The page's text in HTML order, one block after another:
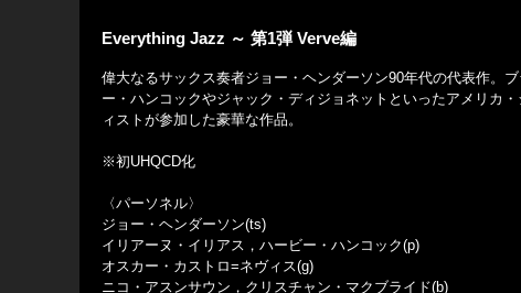
Everything Jazz ～ 第1弾 Verve編
偉大なるサックス奏者ジョー・ヘンダーソン90年代の代表作。
ー・ハンコックやジャック・ディジョネットといったアメリカ
ィストが参加した豪華な作品。
※初UHQCD化
〈パーソネル〉
ジョー・ヘンダーソン(ts)
イリアーヌ・イリアス，ハービー・ハンコック(p)
オスカー・カストロ=ネヴィス(g)
ニコ・アスンサウン，クリスチャン・マクブライド(b)